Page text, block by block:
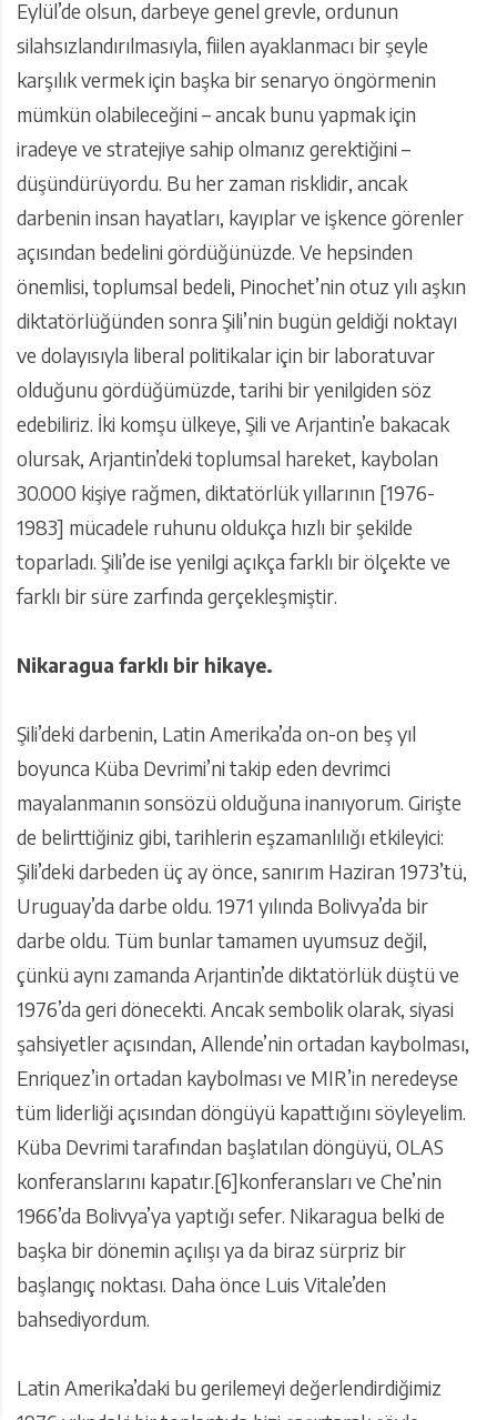
Eylül’de olsun, darbeye genel grevle, ordunun
silahsızlandırılmasıyla, fiilen ayaklanmacı bir şeyle
karşılık vermek için başka bir senaryo öngörmenin
mümkün olabileceğini – ancak bunu yapmak için
iradeye ve stratejiye sahip olmanız gerektiğini –
düşündürüyordu. Bu her zaman risklidir, ancak
darbenin insan hayatları, kayıplar ve işkence görenler
açısından bedelini gördüğünüzde. Ve hepsinden
önemlisi, toplumsal bedeli, Pinochet’nin otuz yılı aşkın
diktatörlüğünden sonra Şili’nin bugün geldiği noktayı
ve dolayısıyla liberal politikalar için bir laboratuvar
olduğunu gördüğümüzde, tarihi bir yenilgiden söz
edebiliriz. İki komşu ülkeye, Şili ve Arjantin’e bakacak
olursak, Arjantin’deki toplumsal hareket, kaybolan
30.000 kişiye rağmen, diktatörlük yıllarının [1976-
1983] mücadele ruhunu oldukça hızlı bir şekilde
toparladı. Şili’de ise yenilgi açıkça farklı bir ölçekte ve
farklı bir süre zarfında gerçekleşmiştir.
Nikaragua farklı bir hikaye.
Şili’deki darbenin, Latin Amerika’da on-on beş yıl
boyunca Küba Devrimi’ni takip eden devrimci
mayalanmanın sonsözü olduğuna inanıyorum. Girişte
de belirttiğiniz gibi, tarihlerin eşzamanlılığı etkileyici:
Şili’deki darbeden üç ay önce, sanırım Haziran 1973’tü,
Uruguay’da darbe oldu. 1971 yılında Bolivya’da bir
darbe oldu. Tüm bunlar tamamen uyumsuz değil,
çünkü aynı zamanda Arjantin’de diktatörlük düştü ve
1976’da geri dönecekti. Ancak sembolik olarak, siyasi
şahsiyetler açısından, Allende’nin ortadan kaybolması,
Enriquez’in ortadan kaybolması ve MIR’in neredeyse
tüm liderliği açısından döngüyü kapattığını söyleyelim.
Küba Devrimi tarafından başlatılan döngüyü, OLAS
konferanslarını kapatır.[6]konferansları ve Che’nin
1966’da Bolivya’ya yaptığı sefer. Nikaragua belki de
başka bir dönemin açılışı ya da biraz sürpriz bir
başlangıç noktası. Daha önce Luis Vitale’den
bahsediyordum.
Latin Amerika’daki bu gerilemeyi değerlendirdiğimiz